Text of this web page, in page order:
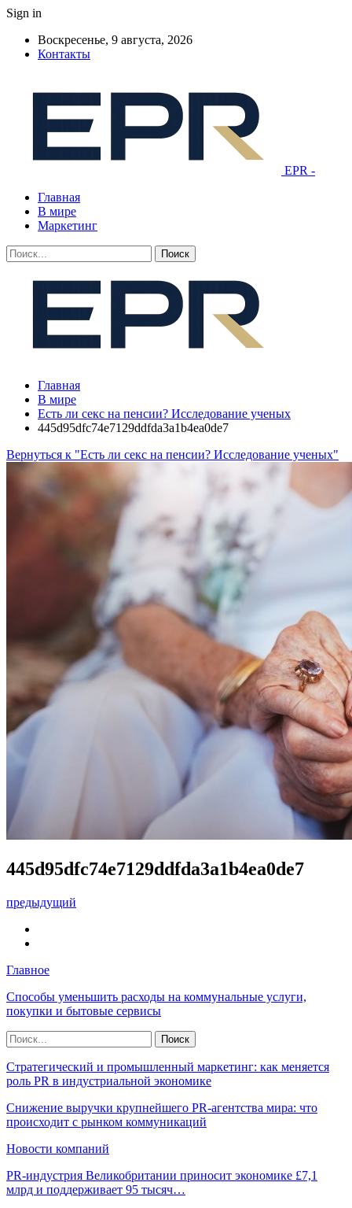
Sign in
Воскресенье, 9 августа, 2026
Контакты
EPR -
Главная
В мире
Маркетинг
Главная
В мире
Есть ли секс на пенсии? Исследование ученых
445d95dfc74e7129ddfda3a1b4ea0de7
Вернуться к "Есть ли секс на пенсии? Исследование ученых"
445d95dfc74e7129ddfda3a1b4ea0de7
предыдущий
Главное
Способы уменьшить расходы на коммунальные услуги,
покупки и бытовые сервисы
Стратегический и промышленный маркетинг: как меняется
роль PR в индустриальной экономике
Снижение выручки крупнейшего PR-агентства мира: что
происходит с рынком коммуникаций
Новости компаний
PR-индустрия Великобритании приносит экономике £7,1
млрд и поддерживает 95 тысяч…